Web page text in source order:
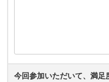
今回参加いただいて、満足